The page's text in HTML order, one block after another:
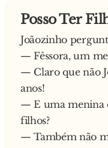
Posso Ter
Joãozinho
— Fêssora, um
— Claro que não
anos!
— E uma menina
filhos?
— Também não